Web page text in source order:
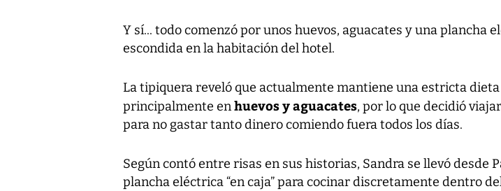
Y sí... todo comenzó por unos huevos, aguacates y una plancha
escondida en la habitación del hotel.
La tipiquera reveló que actualmente mantiene una estricta dieta
principalmente enhuevos y aguacates, por lo que decidió
para no gastar tanto dinero comiendo fuera todos los días.
Según contó entre risas en sus historias, Sandra se llevó desde
plancha eléctrica “en caja” para cocinar discretamente dentro